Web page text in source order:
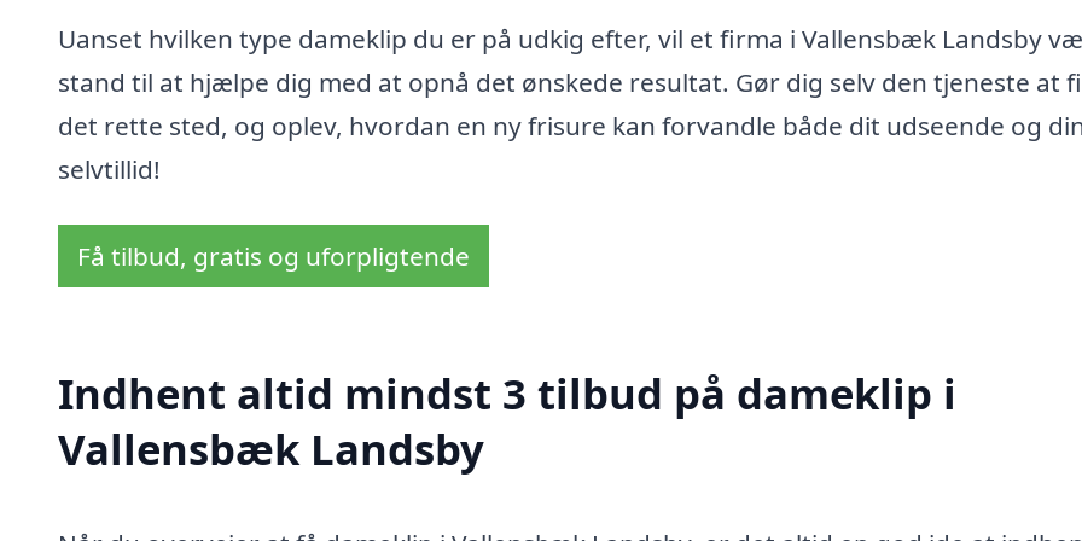
Uanset hvilken type dameklip du er på udkig efter, vil et firma i Vallensbæk Landsby
stand til at hjælpe dig med at opnå det ønskede resultat. Gør dig selv den tjeneste at
det rette sted, og oplev, hvordan en ny frisure kan forvandle både dit udseende og
selvtillid!
Få tilbud, gratis og uforpligtende
Indhent altid mindst 3 tilbud på dameklip i
Vallensbæk Landsby